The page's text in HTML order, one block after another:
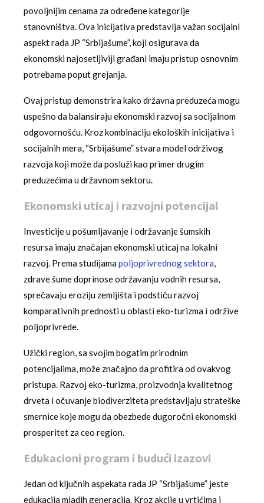
povoljnijim cenama za određene kategorije
stanovništva. Ova inicijativa predstavlja važan socijalni
aspekt rada JP “Srbijašume”, koji osigurava da
ekonomski najosetljiviji građani imaju pristup osnovnim
potrebama poput grejanja.
Ovaj pristup demonstrira kako državna preduzeća mogu
uspešno da balansiraju ekonomski razvoj sa socijalnom
odgovornošću. Kroz kombinaciju ekoloških inicijativa i
socijalnih mera, “Srbijašume” stvara model održivog
razvoja koji može da posluži kao primer drugim
preduzećima u državnom sektoru.
Ekonomski uticaj i razvojni potencijal
Investicije u pošumljavanje i održavanje šumskih
resursa imaju značajan ekonomski uticaj na lokalni
razvoj. Prema studijamapoljoprivrednog sektora,
zdrave šume doprinose održavanju vodnih resursa,
sprečavaju eroziju zemljišta i podstiču razvoj
komparativnih prednosti u oblasti eko-turizma i održive
poljoprivrede.
Užički region, sa svojim bogatim prirodnim
potencijalima, može značajno da profitira od ovakvog
pristupa. Razvoj eko-turizma, proizvodnja kvalitetnog
drveta i očuvanje biodiverziteta predstavljaju strateške
smernice koje mogu da obezbede dugoročni ekonomski
prosperitet za ceo region.
Edukacioni program i budući izazovi
Jedan od ključnih aspekata rada JP “Srbijašume” jeste
edukacija mladih generacija. Kroz akcije u vrtićima i